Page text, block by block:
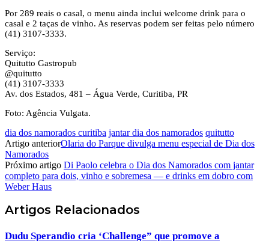
Por 289 reais o casal, o menu ainda inclui welcome drink para o
casal e 2 taças de vinho. As reservas podem ser feitas pelo número
(41) 3107-3333.
Serviço:
Quitutto Gastropub
@quitutto
(41) 3107-3333
Av. dos Estados, 481 – Água Verde, Curitiba, PR
Foto: Agência Vulgata.
dia dos namorados curitiba jantar dia dos namorados quitutto
Artigo anteriorOlaria do Parque divulga menu especial de Dia dos
Namorados
Próximo artigo Di Paolo celebra o Dia dos Namorados com jantar
completo para dois, vinho e sobremesa — e drinks em dobro com
Weber Haus
Artigos Relacionados
Dudu Sperandio cria ‘Challenge” que promove a